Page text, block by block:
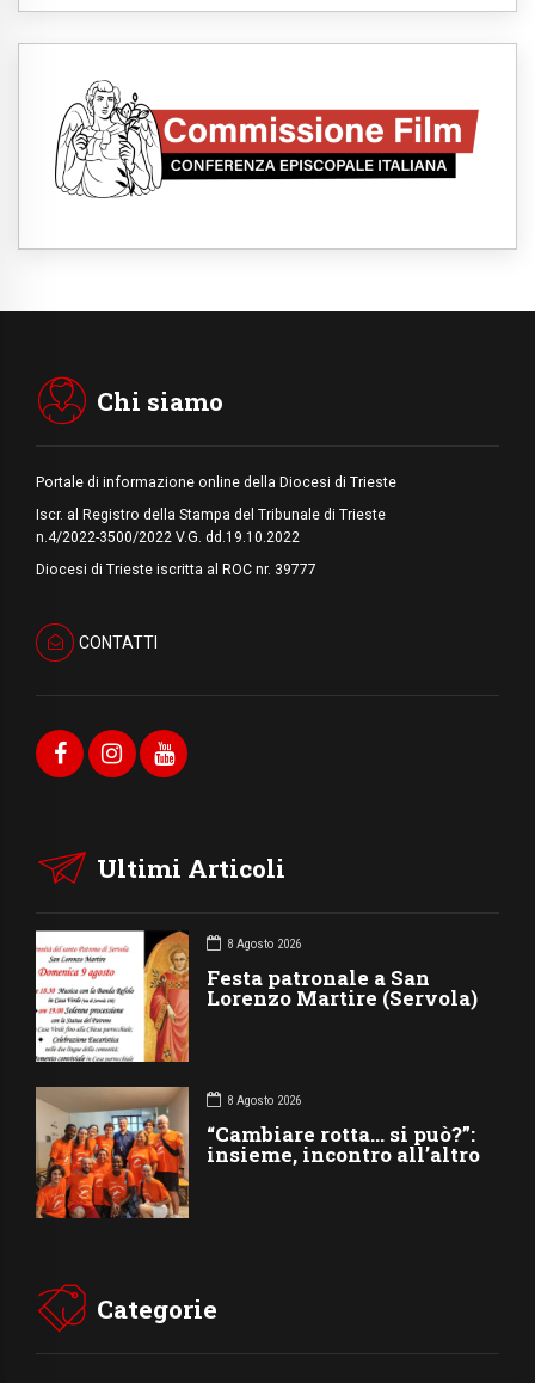
visita del Papa messaggio di pace e
08.08.2026
Arabia Saudita, Turchia e Pakistan
stringono una nuova alleanza militare in
Medio Oriente
all'unità in mezzo alle sfide del Paese
diventa diocesi
Chi siamo
Portale di informazione online della Diocesi di Trieste
Iscr. al Registro della Stampa del Tribunale di Trieste
n.4/2022-3500/2022 V.G. dd.19.10.2022
Diocesi di Trieste iscritta al ROC nr. 39777
CONTATTI
Ultimi Articoli
8 Agosto 2026
Festa patronale a San
Lorenzo Martire (Servola)
8 Agosto 2026
“Cambiare rotta… si può?”:
insieme, incontro all’altro
Categorie